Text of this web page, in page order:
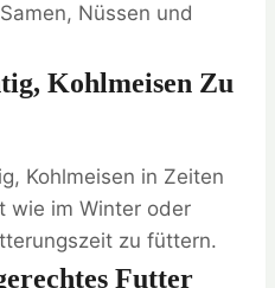
Nüssen und
Kohlmeisen Zu
Kohlmeisen in Zeiten
wie im Winter oder
zu füttern.
Futter